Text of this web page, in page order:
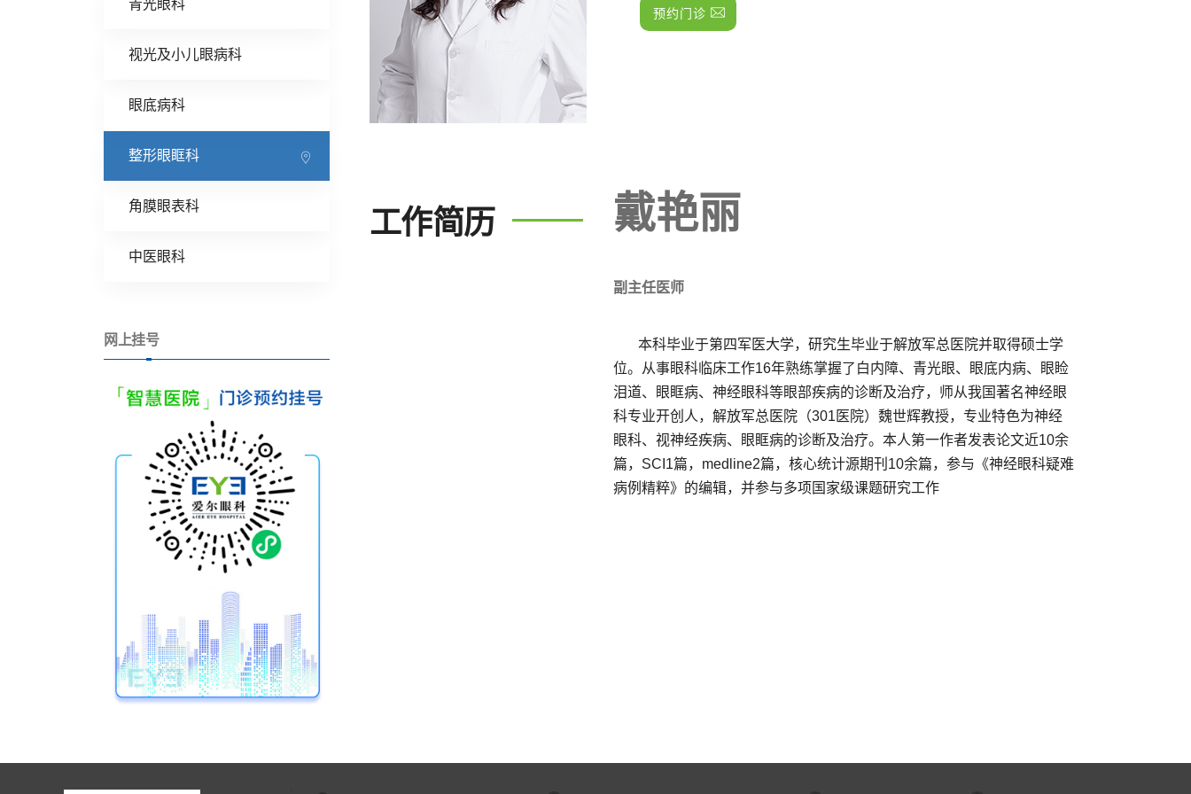
青光眼科
视光及小儿眼病科
眼底病科
整形眼眶科
角膜眼表科
中医眼科
网上挂号
预约门诊
工作简历 戴艳丽
副主任医师
本科毕业于第四军医大学，研究生毕业于解放军总医院并取得硕士学
位。从事眼科临床工作16年熟练掌握了白内障、青光眼、眼底内病、眼睑
泪道、眼眶病、神经眼科等眼部疾病的诊断及治疗，师从我国著名神经眼
科专业开创人，解放军总医院（301医院）魏世辉教授，专业特色为神经
眼科、视神经疾病、眼眶病的诊断及治疗。本人第一作者发表论文近10余
篇，SCI1篇，medline2篇，核心统计源期刊10余篇，参与《神经眼科疑难
病例精粹》的编辑，并参与多项国家级课题研究工作